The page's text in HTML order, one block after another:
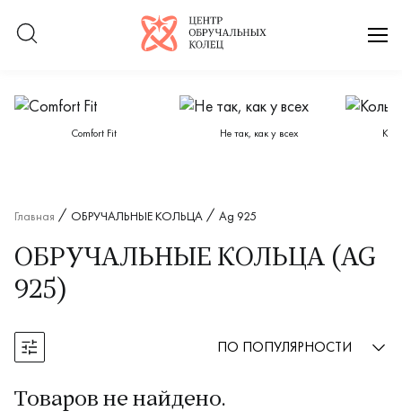
Логотип компании
Категории каталога
Сomfort Fit Не так, как у всех
Главная ОБРУЧАЛЬНЫЕ КОЛЬЦА Ag 925
ОБРУЧАЛЬНЫЕ КОЛЬЦА (AG
925)
Открыть фильтры ПО ПОПУЛЯРНОСТИ
Товаров не найдено.